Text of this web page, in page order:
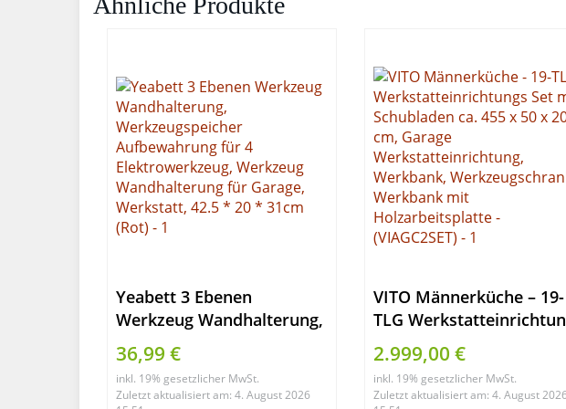
Yeabett 3 Ebenen
Werkzeug Wandhalterung,
Werkzeugspeicher
Aufbewahrung für 4
Elektrowerkzeug,
36,99 €
inkl. 19% gesetzlicher MwSt.
Zuletzt aktualisiert am: 4. August 2026
VITO Männerküche – 19-
TLG
Set mit Schubladen ca.
x 50 x 200 cm, Garage
Werkstatteinrichtung,
2.999,00 €
inkl. 19% gesetzlicher MwSt.
Zuletzt aktualisiert am: 4. August 2026